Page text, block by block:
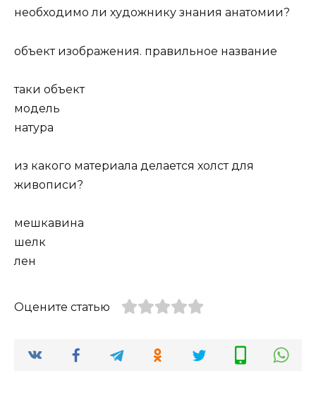
необходимо ли художнику знания анатомии?
объект изображения. правильное название
таки объект
модель
натура
из какого материала делается холст для
живописи?
мешкавина
шелк
лен
Оцените статью